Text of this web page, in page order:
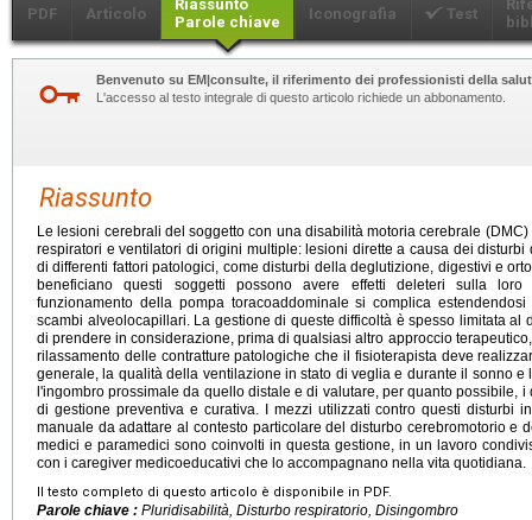
PDF Articolo
Riassunto
Parole chiave
Iconografia Test
Benvenuto su EM|consulte, il riferimento dei professionisti della
L'accesso al testo integrale di questo articolo richiede un abbonamento.
Riassunto
Le lesioni cerebrali del soggetto con una disabilità motoria cerebrale
respiratori e ventilatori di origini multiple: lesioni dirette a causa dei
di differenti fattori patologici, come disturbi della deglutizione, digestivi e
beneficiano questi soggetti possono avere effetti deleteri sulla
funzionamento della pompa toracoaddominale si complica
scambi alveolocapillari. La gestione di queste difficoltà è spesso limitata al
di prendere in considerazione, prima di qualsiasi altro approccio
rilassamento delle contratture patologiche che il fisioterapista deve
generale, la qualità della ventilazione in stato di veglia e durante il sonno e
l'ingombro prossimale da quello distale e di valutare, per quanto possibile,
di gestione preventiva e curativa. I mezzi utilizzati contro questi disturbi
manuale da adattare al contesto particolare del disturbo cerebromotorio e
medici e paramedici sono coinvolti in questa gestione, in un lavoro
con i caregiver medicoeducativi che lo accompagnano nella vita quotidiana.
Il testo completo di questo articolo è disponibile in PDF.
Parole chiave : Pluridisabilità, Disturbo respiratorio, Disingombro